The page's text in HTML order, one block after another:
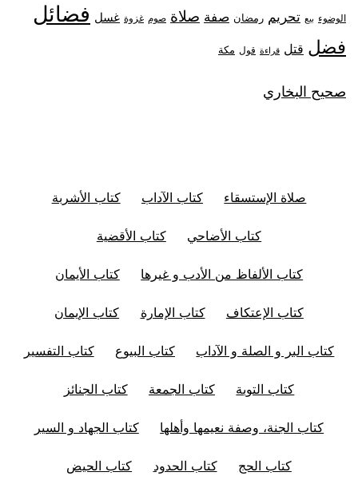
الوضوء بيع تحريم رمضان صفة صلاة صوم غزوة غسل فضائل
فضل قتل قراءة قول مكة
صحيح البخاري
صلاة الإستسقاء كتاب الآداب كتاب الأشربة
كتاب الأضاحي كتاب الأقضية
كتاب الألفاظ من الأدب و غيرها كتاب الأيمان
كتاب الإعتكاف كتاب الإمارة كتاب الإيمان
كتاب البر و الصلة و الآداب كتاب البيوع كتاب التفسير
كتاب التوبة كتاب الجمعة كتاب الجنائز
كتاب الجنة، وصفة نعيمها وأهلها كتاب الجهاد و السير
كتاب الحج كتاب الحدود كتاب الحيض